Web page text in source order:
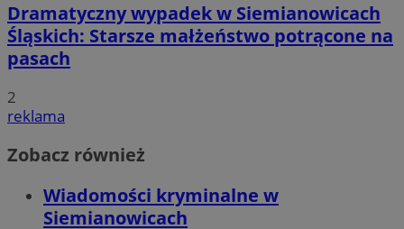
Dramatyczny wypadek w Siemianowicach
Śląskich: Starsze małżeństwo potrącone na
pasach
2
reklama
Zobacz również
Wiadomości kryminalne w
Siemianowicach